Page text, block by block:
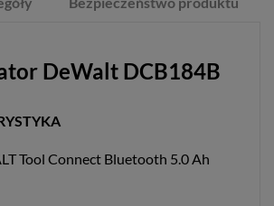
DeWalt DCB184B
Tool Connect Bluetooth 5.0 Ah